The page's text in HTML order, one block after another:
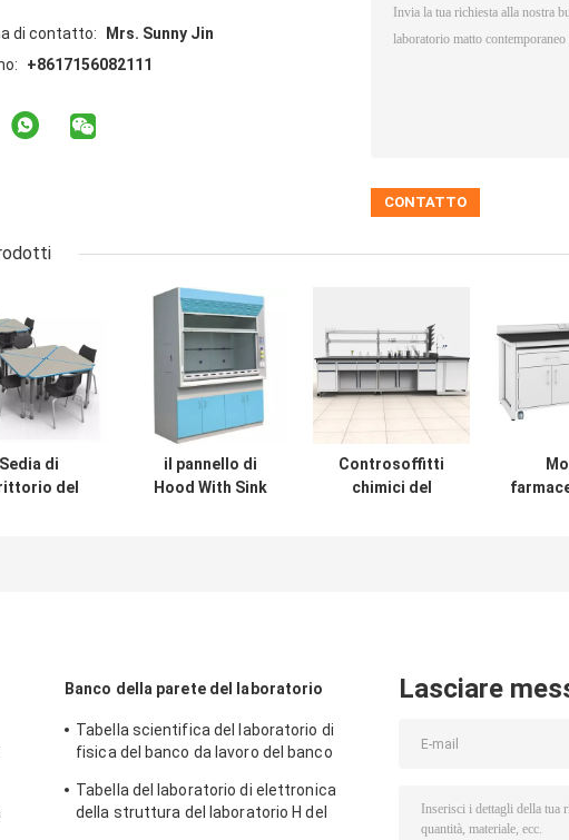
di contatto:
Mrs. Sunny Jin
+8617156082111
Sedia di
del
il pannello di
Hood With Sink
Controsoffitti
chimici del
Banco della parete del laboratorio
Tabella scientifica del laboratorio di
fisica del banco da lavoro del banco
dell'università
Tabella del laboratorio di elettronica
della struttura del laboratorio H del
Lasciare